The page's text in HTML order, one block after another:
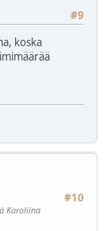
#9
koska
#10
Karoliina